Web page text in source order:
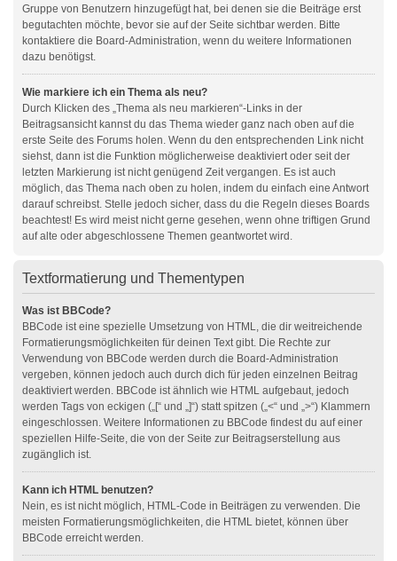
Gruppe von Benutzern hinzugefügt hat, bei denen sie die Beiträge erst
begutachten möchte, bevor sie auf der Seite sichtbar werden. Bitte
kontaktiere die Board-Administration, wenn du weitere Informationen
dazu benötigst.
Wie markiere ich ein Thema als neu?
Durch Klicken des „Thema als neu markieren“-Links in der
Beitragsansicht kannst du das Thema wieder ganz nach oben auf die
erste Seite des Forums holen. Wenn du den entsprechenden Link nicht
siehst, dann ist die Funktion möglicherweise deaktiviert oder seit der
letzten Markierung ist nicht genügend Zeit vergangen. Es ist auch
möglich, das Thema nach oben zu holen, indem du einfach eine Antwort
darauf schreibst. Stelle jedoch sicher, dass du die Regeln dieses Boards
beachtest! Es wird meist nicht gerne gesehen, wenn ohne triftigen Grund
auf alte oder abgeschlossene Themen geantwortet wird.
Textformatierung und Thementypen
Was ist BBCode?
BBCode ist eine spezielle Umsetzung von HTML, die dir weitreichende
Formatierungsmöglichkeiten für deinen Text gibt. Die Rechte zur
Verwendung von BBCode werden durch die Board-Administration
vergeben, können jedoch auch durch dich für jeden einzelnen Beitrag
deaktiviert werden. BBCode ist ähnlich wie HTML aufgebaut, jedoch
werden Tags von eckigen („[“ und „]“) statt spitzen („<“ und „>“) Klammern
eingeschlossen. Weitere Informationen zu BBCode findest du auf einer
speziellen Hilfe-Seite, die von der Seite zur Beitragserstellung aus
zugänglich ist.
Kann ich HTML benutzen?
Nein, es ist nicht möglich, HTML-Code in Beiträgen zu verwenden. Die
meisten Formatierungsmöglichkeiten, die HTML bietet, können über
BBCode erreicht werden.